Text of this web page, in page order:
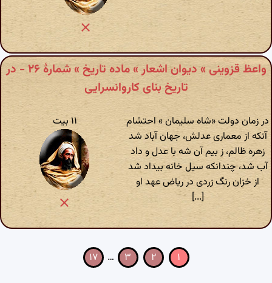
واعظ قزوینی » دیوان اشعار » ماده تاریخ » شمارهٔ ۲۶ - در
تاریخ بنای کاروانسرایی
در زمان دولت «شاه سلیمان » احتشام
آنکه از معماری عدلش، جهان آباد شد
زهره ظالم، ز بیم آن شه با عدل و داد
آب شد، چندانکه سیل خانه بیداد شد
از خزان رنگ زردی در ریاض عهد او
[...]
۱۱ بیت
۱ ۲ ۳ … ۱۷